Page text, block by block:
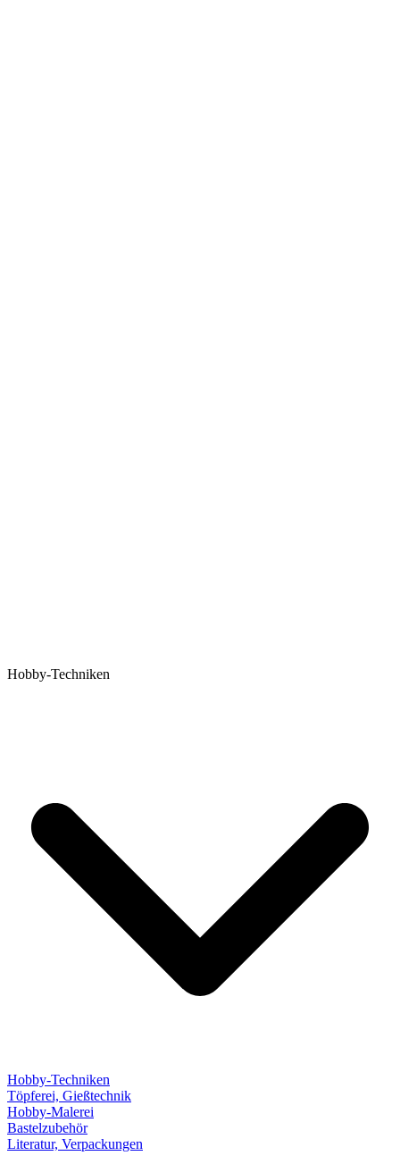
Hobby-Techniken
Hobby-Techniken
Töpferei, Gießtechnik
Hobby-Malerei
Bastelzubehör
Literatur, Verpackungen